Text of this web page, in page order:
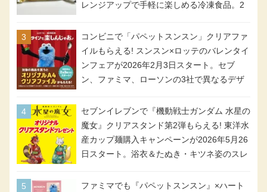
レンジアップで手軽に楽しめる冷凍食品。2
コンビニで「パペットスンスン」クリアファ
イルもらえる! スンスン×ロッテのバレンタイ
ンフェアが2026年2月3日スタート。セブ
ン、ファミマ、ローソンの3社で異なるデザ
セブンイレブンで『機動戦士ガンダム 水星の
魔女』クリアスタンド第2弾もらえる! 東洋水
産カップ麺購入キャンペーンが2026年5月26
日スタート。浴衣＆たぬき・キツネ姿のスレ
号・5号) / シャディクが全6種のクリアスタ
ファミマでも『パペットスンスン』×ハート